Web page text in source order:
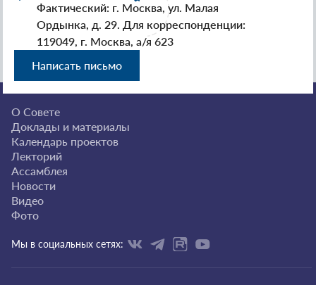
Фактический: г. Москва, ул. Малая
Ордынка, д. 29. Для корреспонденции:
119049, г. Москва, а/я 623
Написать письмо
О Совете
Доклады и материалы
Календарь проектов
Лекторий
Ассамблея
Новости
Видео
Фото
Мы в социальных сетях: